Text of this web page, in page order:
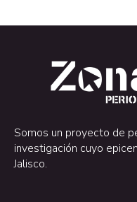
Somos un proyecto de
investigación cuyo
Jalisco.